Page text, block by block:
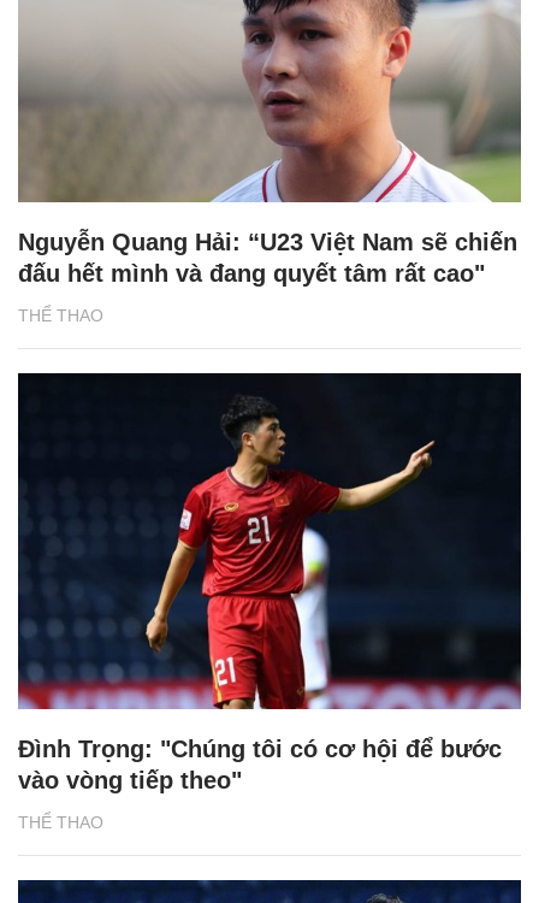
THỂ THAO
Nguyễn Quang Hải: “U23 Việt Nam sẽ chiến
đấu hết mình và đang quyết tâm rất cao"
THỂ THAO
Đình Trọng: "Chúng tôi có cơ hội để bước
vào vòng tiếp theo"